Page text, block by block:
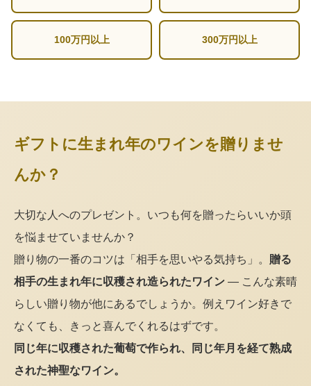
100万円以上 300万円以上
ギフトに生まれ年のワインを贈りませ
んか？
大切な人へのプレゼント。いつも何を贈ったらいいか頭
を悩ませていませんか？
贈り物の一番のコツは「相手を思いやる気持ち」。 贈る
相手の生まれ年に収穫され造られたワイン — こんな素晴
らしい贈り物が他にあるでしょうか。例えワイン好きで
なくても、きっと喜んでくれるはずです。
同じ年に収穫された葡萄で作られ、同じ年月を経て熟成
された神聖なワイン。